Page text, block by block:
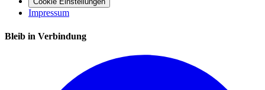
Impressum
Bleib in Verbindung